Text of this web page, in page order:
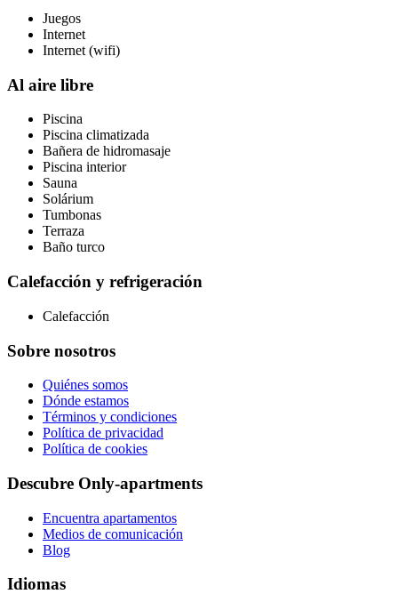
Juegos
Internet
Internet (wifi)
Al aire libre
Piscina
Piscina climatizada
Bañera de hidromasaje
Piscina interior
Sauna
Solárium
Tumbonas
Terraza
Baño turco
Calefacción y refrigeración
Calefacción
Sobre nosotros
Quiénes somos
Dónde estamos
Términos y condiciones
Política de privacidad
Política de cookies
Descubre Only-apartments
Encuentra apartamentos
Medios de comunicación
Blog
Idiomas